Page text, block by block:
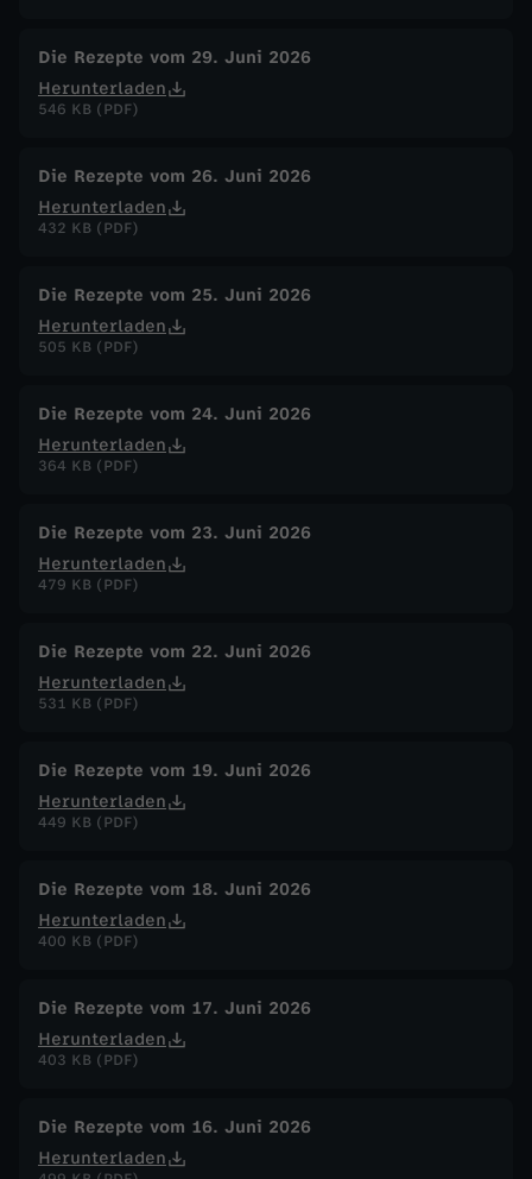
Die Rezepte vom 29. Juni 2026
Herunterladen
546 KB (PDF)
Die Rezepte vom 26. Juni 2026
Herunterladen
432 KB (PDF)
Die Rezepte vom 25. Juni 2026
Herunterladen
505 KB (PDF)
Die Rezepte vom 24. Juni 2026
Herunterladen
364 KB (PDF)
Die Rezepte vom 23. Juni 2026
Herunterladen
479 KB (PDF)
Die Rezepte vom 22. Juni 2026
Herunterladen
531 KB (PDF)
Die Rezepte vom 19. Juni 2026
Herunterladen
449 KB (PDF)
Die Rezepte vom 18. Juni 2026
Herunterladen
400 KB (PDF)
Die Rezepte vom 17. Juni 2026
Herunterladen
403 KB (PDF)
Die Rezepte vom 16. Juni 2026
Herunterladen